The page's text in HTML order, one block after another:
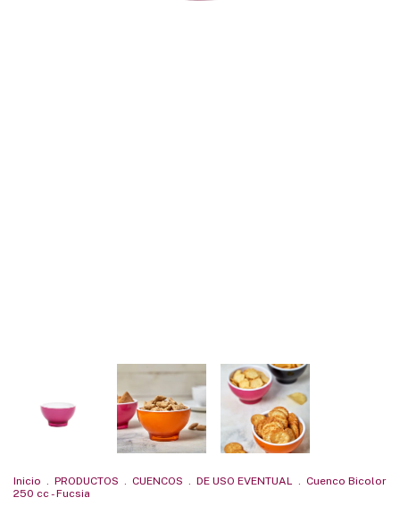
Inicio . PRODUCTOS . CUENCOS . DE USO EVENTUAL . Cuenco Bicolor
250 cc - Fucsia